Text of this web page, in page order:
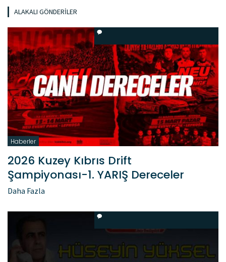
ALAKALI GÖNDERILER
Haberler
2026 Kuzey Kıbrıs Drift
Şampiyonası-1. YARIŞ Dereceler
Daha Fazla